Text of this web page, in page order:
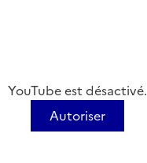
YouTube est désactivé.
Autoriser